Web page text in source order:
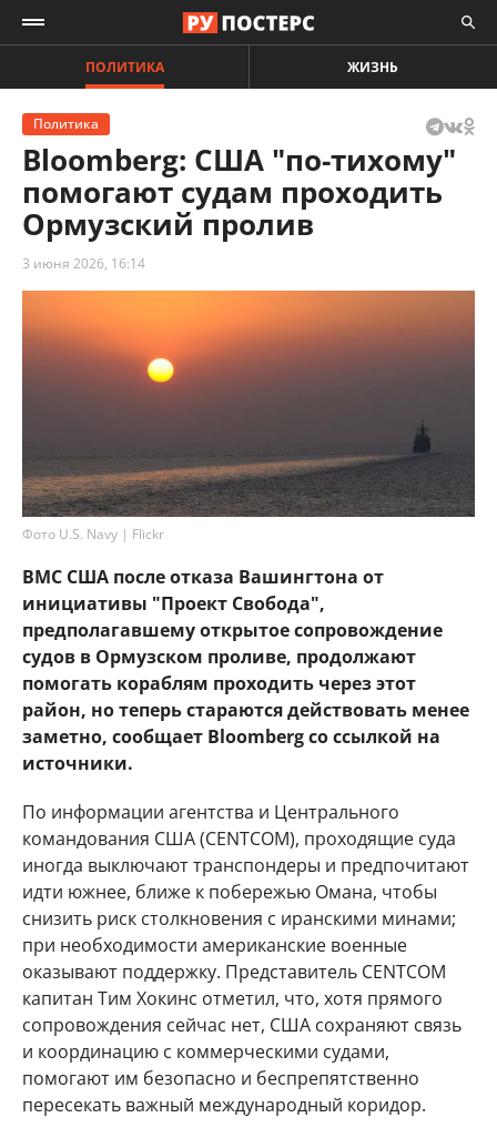
ПОЛИТИКА ЖИЗНЬ
Политика
Bloomberg: США "по-тихому"
помогают судам проходить
Ормузский пролив
3 июня 2026, 16:14
Фото U.S. Navy | Flickr
ВМС США после отказа Вашингтона от
инициативы "Проект Свобода",
предполагавшему открытое сопровождение
судов в Ормузском проливе, продолжают
помогать кораблям проходить через этот
район, но теперь стараются действовать менее
заметно, сообщает Bloomberg со ссылкой на
источники.
По информации агентства и Центрального
командования США (CENTCOM), проходящие суда
иногда выключают транспондеры и предпочитают
идти южнее, ближе к побережью Омана, чтобы
снизить риск столкновения с иранскими минами;
при необходимости американские военные
оказывают поддержку. Представитель CENTCOM
капитан Тим Хокинс отметил, что, хотя прямого
сопровождения сейчас нет, США сохраняют связь
и координацию с коммерческими судами,
помогают им безопасно и беспрепятственно
пересекать важный международный коридор.